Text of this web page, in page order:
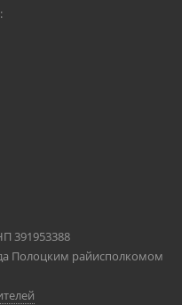
391953388
Полоцким райисполкомом